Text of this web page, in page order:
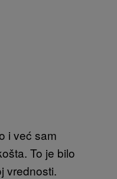
i već sam
To je bilo
vrednosti.